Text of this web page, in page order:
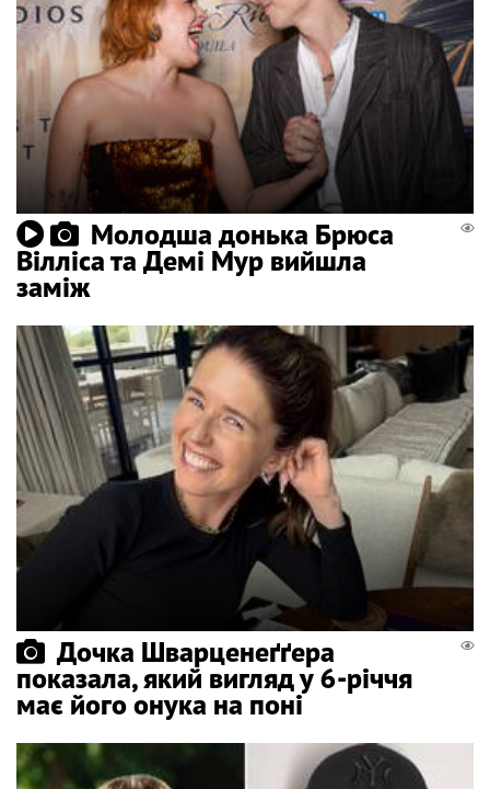
Молодша донька Брюса
Вілліса та Демі Мур вийшла
заміж
Дочка Шварценеґґера
показала, який вигляд у 6-річчя
має його онука на поні